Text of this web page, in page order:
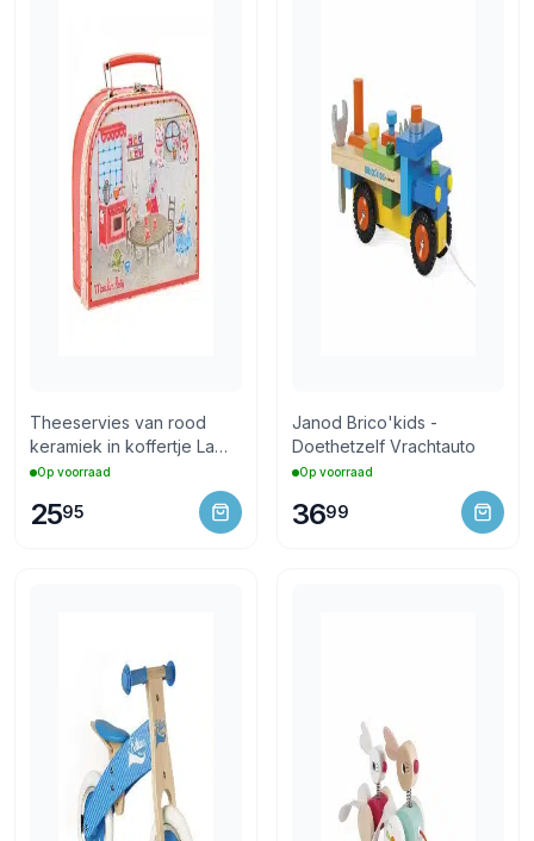
Theeservies van rood
keramiek in koffertje La
Grande Famille
Op voorraad
2595
Janod Brico'kids -
Doethetzelf Vrachtauto
Op voorraad
3699